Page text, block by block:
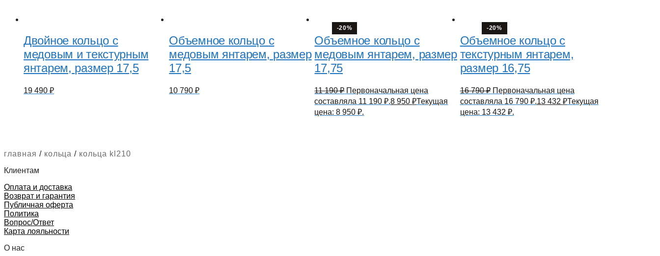
Двойное кольцо с
медовым и текстурным
янтарем, размер 17,5
19 490 ₽
Объемное кольцо с
медовым янтарем, размер
17,5
10 790₽
-20%
Объемное кольцо с
медовым янтарем, размер
17,75
11 190₽ Первоначальная цена
составляла 11 190 ₽.8 950₽Текущая
цена: 8 950 ₽.
-20%
Объемное кольцо с
текстурным янтарем,
размер 16,75
16 790₽ Первоначальная цена
составляла 16 790 ₽.13 432 ₽Текущая
цена: 13 432 ₽.
главная / кольца / кольца kl210
Клиентам
Оплата и доставка
Возврат и гарантия
Публичная оферта
Политика
Вопрос/Ответ
Карта лояльности
О нас